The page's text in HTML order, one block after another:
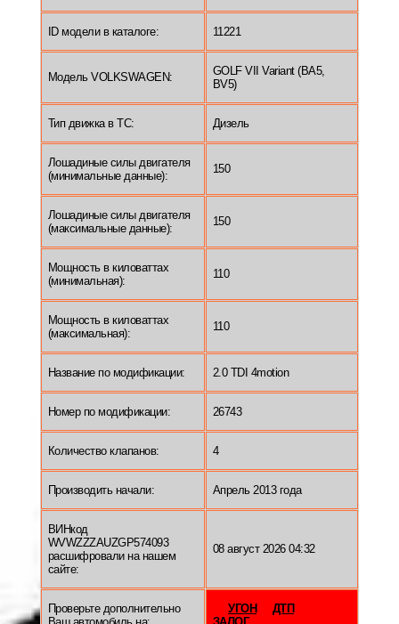
ID модели в каталоге: 11221
Модель VOLKSWAGEN:
GOLF VII Variant (BA5,
BV5)
Тип движка в ТС: Дизель
Лошадиные силы двигателя
(минимальные данные):
150
Лошадиные силы двигателя
(максимальные данные):
150
Мощность в киловаттах
(минимальная):
110
Мощность в киловаттах
(максимальная):
110
Название по модификации: 2.0 TDI 4motion
Номер по модификации: 26743
Количество клапанов: 4
Производить начали: Апрель 2013 года
ВИНкод
WVWZZZAUZGP574093
расшифровали на нашем
сайте:
08 август 2026 04:32
Проверьте дополнительно
УГОН
ДТП